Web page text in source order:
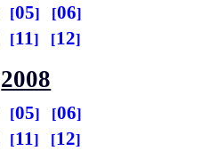
05
06
11 12
2008
05
06
11 12